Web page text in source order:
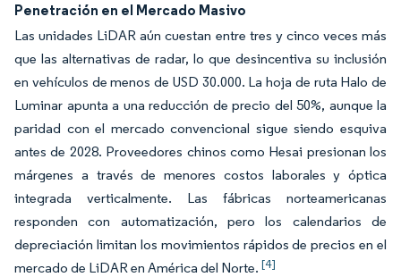
Penetración en el Mercado Masivo
Las unidades LiDAR aún cuestan entre tres y cinco veces más
que las alternativas de radar, lo que desincentiva su inclusión
en vehículos de menos de USD 30.000. La hoja de ruta Halo de
Luminar apunta a una reducción de precio del 50%, aunque la
paridad con el mercado convencional sigue siendo esquiva
antes de 2028. Proveedores chinos como Hesai presionan los
márgenes a través de menores costos laborales y óptica
integrada verticalmente. Las fábricas norteamericanas
responden con automatización, pero los calendarios de
depreciación limitan los movimientos rápidos de precios en el
mercado de LiDAR en América del Norte. [4]